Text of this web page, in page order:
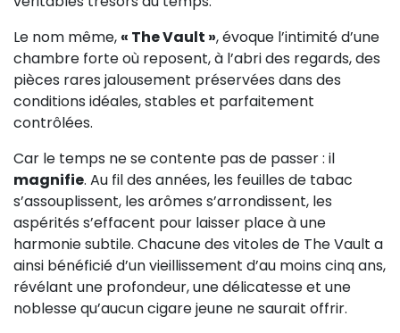
Le nom même, « The Vault », évoque l’intimité d’une
chambre forte où reposent, à l’abri des regards, des
pièces rares jalousement préservées dans des
conditions idéales, stables et parfaitement
contrôlées.
Car le temps ne se contente pas de passer : il
magnifie. Au fil des années, les feuilles de tabac
s’assouplissent, les arômes s’arrondissent, les
aspérités s’effacent pour laisser place à une
harmonie subtile. Chacune des vitoles de The Vault a
ainsi bénéficié d’un vieillissement d’au moins cinq ans,
révélant une profondeur, une délicatesse et une
noblesse qu’aucun cigare jeune ne saurait offrir.